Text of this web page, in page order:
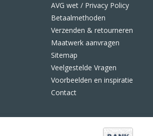
AVG wet / Privacy Policy
Betaalmethoden
Verzenden & retourneren
Maatwerk aanvragen
Sitemap
Veelgestelde Vragen
Voorbeelden en inspiratie
Contact